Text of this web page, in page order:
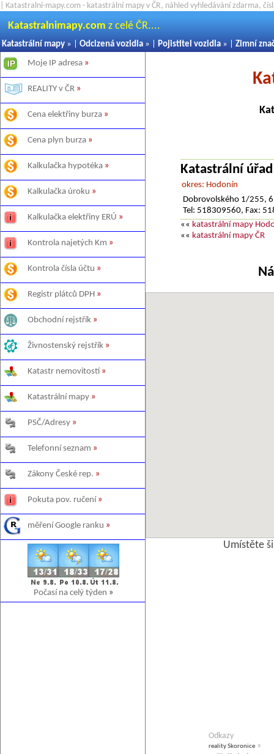
| Katastralni-mapy.com - katastrální mapy v ČR, náhled vyhledávání zdarma,
Katastralnimapy.com z celé ČR....
Katastrální mapy » | Odcizená vozidla » | Pojistitel vozidla » | Zimní
Moje IP adresa »
REALITY v ČR »
Cena elektřiny burza »
Cena plyn burza »
Kalkulačka hypotéka »
Kalkulačka úroku »
Kalkulačka elektřiny ERÚ »
Kontrola najetých Km »
Kontrola čísla účtu »
Registr plátců DPH »
Obchodní rejstřík »
Živnostenský rejstřík »
Katastr nemovitostí »
Katastrální mapy »
PSČ/Adresy »
Telefonní seznam »
Zákony České rep. »
Pokuta pov. ručení »
měření Google ranku »
Počasí na celý týden »
Katastrální
okres: Hodonín
Dobrovolského 1/255,
Tel: 518309560, Fax:
«« katastrální mapy
«« katastrální mapy ČR
Umístěte
Odkazy
reality Skoronice »